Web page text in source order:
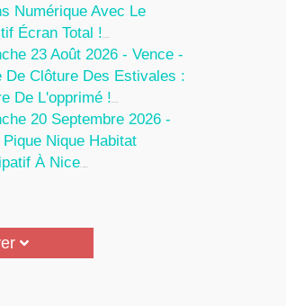
Numérique Avec Le
Écran Total !
23 Août 2026 - Vence -
De Clôture Des Estivales :
De L'opprimé !
20 Septembre 2026 -
Nique Habitat
À Nice